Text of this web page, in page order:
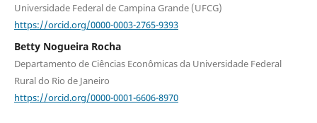
Universidade Federal de Campina Grande (UFCG)
https://orcid.org/0000-0003-2765-9393
Betty Nogueira Rocha
Departamento de Ciências Econômicas da Universidade Federal
Rural do Rio de Janeiro
https://orcid.org/0000-0001-6606-8970